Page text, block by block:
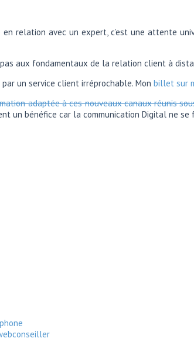
relation avec un expert, c’est une attente
aux fondamentaux de la relation client à
un service client irréprochable. Mon billet sur
adaptée à ces nouveaux canaux réunis
un bénéfice car la communication Digital ne se